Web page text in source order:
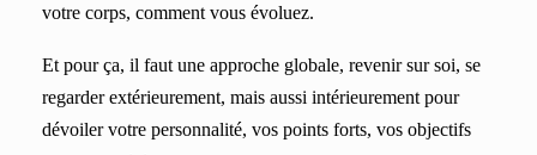
votre corps, comment vous évoluez.
Et pour ça, il faut une approche globale, revenir sur soi, se
regarder extérieurement, mais aussi intérieurement pour
dévoiler votre personnalité, vos points forts, vos objectifs